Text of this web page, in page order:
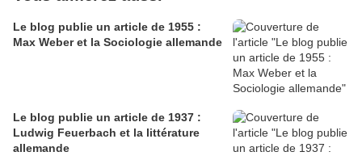
Le blog publie un article de 1955 :
Max Weber et la Sociologie allemande
Le blog publie un article de 1937 :
Ludwig Feuerbach et la littérature
allemande